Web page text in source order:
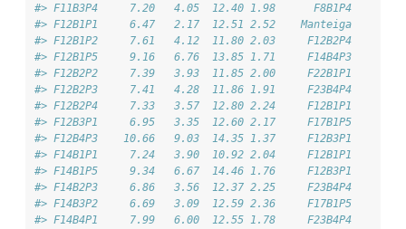
#> F11B3P4     7.20   4.05  12.40 1.98      F8B1P4
#> F12B1P1     6.47   2.17  12.51 2.52    Manteiga
#> F12B1P2     7.61   4.12  11.80 2.03     F12B2P4
#> F12B1P5     9.16   6.76  13.85 1.71     F14B4P3
#> F12B2P2     7.39   3.93  11.85 2.00     F22B1P1
#> F12B2P3     7.41   4.28  11.86 1.91     F23B4P4
#> F12B2P4     7.33   3.57  12.80 2.24     F12B1P1
#> F12B3P1     6.95   3.35  12.60 2.17     F17B1P5
#> F12B4P3    10.66   9.03  14.35 1.37     F12B3P1
#> F14B1P1     7.24   3.90  10.92 2.04     F12B1P1
#> F14B1P5     9.34   6.67  14.46 1.76     F12B3P1
#> F14B2P3     6.86   3.56  12.37 2.25     F23B4P4
#> F14B3P2     6.69   3.09  12.59 2.36     F17B1P5
#> F14B4P1     7.99   6.00  12.55 1.78     F23B4P4